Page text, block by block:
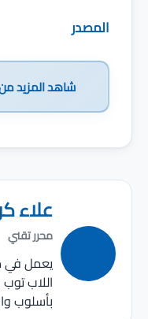
المصدر
شاهد المزيد
علاء
محرر تقني
اللاب
بأسلوب